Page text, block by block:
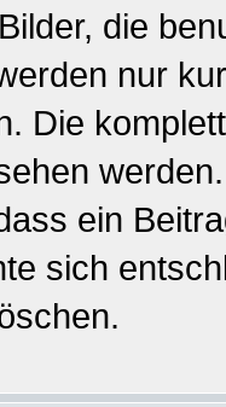
die
nur
Die
ein
sich